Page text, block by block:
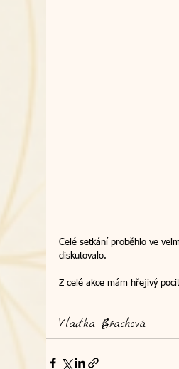
Celé setkání proběhlo ve
diskutovalo.
Z celé akce mám hřejivý
Vlaďka Břachová